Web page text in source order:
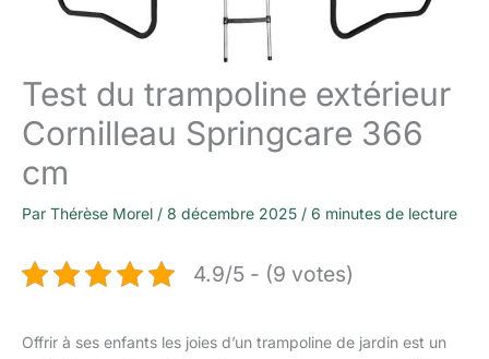
Test du trampoline extérieur
Cornilleau Springcare 366
cm
Par Thérèse Morel / 8 décembre 2025 / 6 minutes de lecture
4.9/5 - (9 votes)
Offrir à ses enfants les joies d’un trampoline de jardin est un